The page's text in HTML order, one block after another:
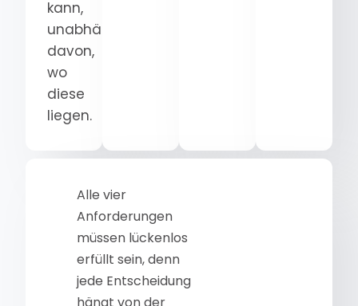
kann,
unabhängig
davon,
wo
diese
liegen.
Alle vier
Anforderungen
müssen lückenlos
erfüllt sein, denn
jede Entscheidung